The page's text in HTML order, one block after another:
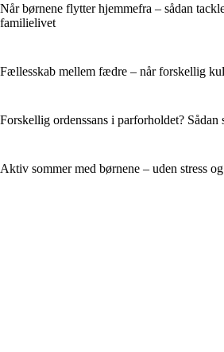
Når børnene flytter hjemmefra – sådan
familielivet
Fællesskab mellem fædre – når forskellig
Forskellig ordenssans i parforholdet? Sådan
Aktiv sommer med børnene – uden stress